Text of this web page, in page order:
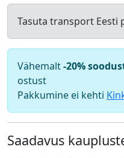
Tasuta transport Eesti
Vähemalt-20%
ostust
Pakkumine ei kehti
Saadavus